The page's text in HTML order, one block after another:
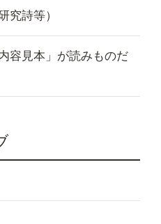
究詩等）
容見本」が読みものだ